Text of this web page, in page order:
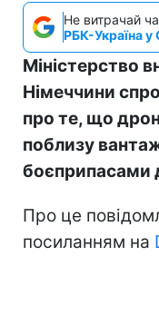
Не витрачай
РБК-Україна у
Міністерство
Німеччини
про те, що
поблизу
боєприпасами
Про це
посиланням на